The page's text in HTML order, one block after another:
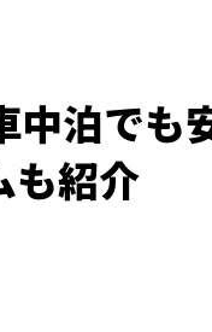
中泊でも
も紹介